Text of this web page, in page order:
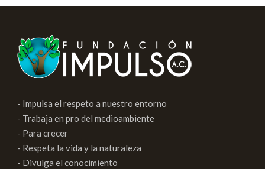
- Impulsa el respeto a nuestro entorno
- Trabaja en pro del medioambiente
- Para crecer
- Respeta la vida y la naturaleza
- Divulga el conocimiento